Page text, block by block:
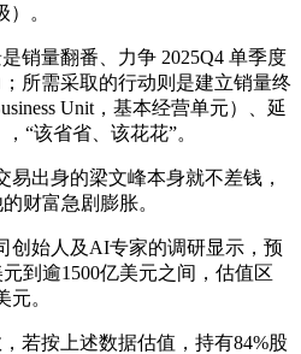
。
量翻番、力争 2025Q4 单季度
所需采取的行动则是建立销量终
Unit，基本经营单元）、延
“该省省、该花花”。
出身的梁文峰本身就不差钱，
财富急剧膨胀。
始人及AI专家的调研显示，预
到逾1500亿美元之间，估值区
元。
按上述数据估值，持有84%股